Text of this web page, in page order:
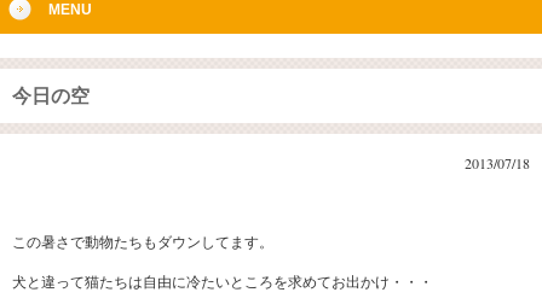
MENU
今日の空
2013/07/18
この暑さで動物たちもダウンしてます。
犬と違って猫たちは自由に冷たいところを求めてお出かけ・・・